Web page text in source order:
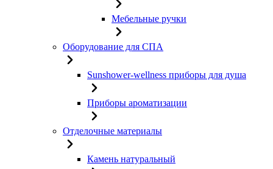
Мебельные ручки
Оборудование для СПА
Sunshower-wellness приборы для душа
Приборы ароматизации
Отделочные материалы
Камень натуральный